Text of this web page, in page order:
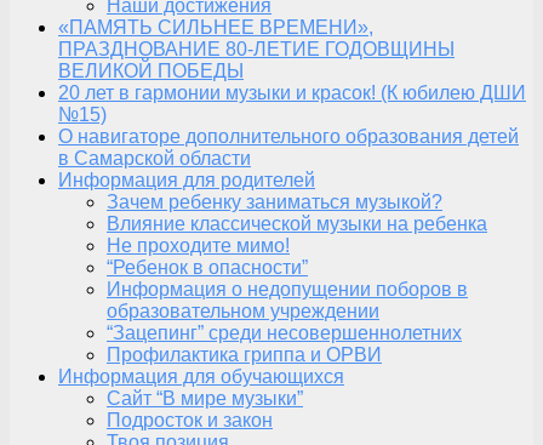
Наши достижения
«ПАМЯТЬ СИЛЬНЕЕ ВРЕМЕНИ»,
ПРАЗДНОВАНИЕ 80-ЛЕТИЕ ГОДОВЩИНЫ
ВЕЛИКОЙ ПОБЕДЫ
20 лет в гармонии музыки и красок! (К юбилею ДШИ
№15)
О навигаторе дополнительного образования детей
в Самарской области
Информация для родителей
Зачем ребенку заниматься музыкой?
Влияние классической музыки на ребенка
Не проходите мимо!
“Ребенок в опасности”
Информация о недопущении поборов в
образовательном учреждении
“Зацепинг” среди несовершеннолетних
Профилактика гриппа и ОРВИ
Информация для обучающихся
Сайт “В мире музыки”
Подросток и закон